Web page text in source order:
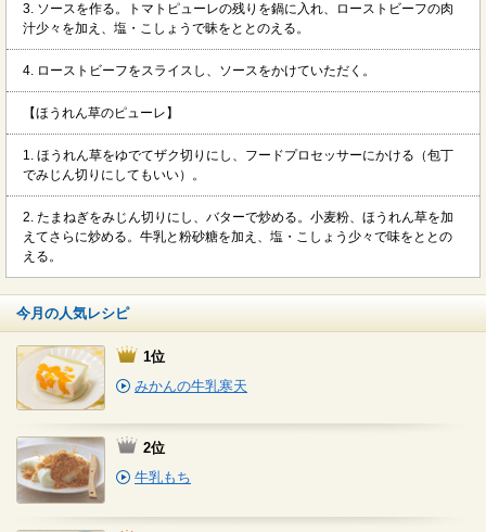
3. ソースを作る。トマトピューレの残りを鍋に入れ、ローストビーフの肉
汁少々を加え、塩・こしょうで昧をととのえる。
4. ローストビーフをスライスし、ソースをかけていただく。
【ほうれん草のピューレ】
1. ほうれん草をゆでてザク切りにし、フードプロセッサーにかける（包丁
でみじん切りにしてもいい）。
2. たまねぎをみじん切りにし、バターで炒める。小麦粉、ほうれん草を加
えてさらに炒める。牛乳と粉砂糖を加え、塩・こしょう少々で味をととの
える。
今月の人気レシピ
1位
みかんの牛乳寒天
2位
牛乳もち